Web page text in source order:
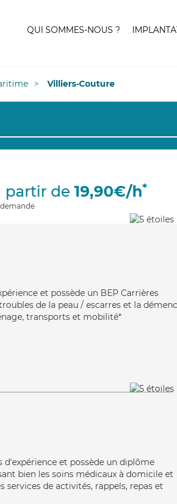
QUI SOMMES-NOUS ?
Villiers-Couture
partir de 19,90€/h*
et possède un BEP Carrières
de la peau / escarres et la
transports et mobilité*
et possède un diplôme
bien les soins médicaux à domicile et
de activités, rappels, repas et